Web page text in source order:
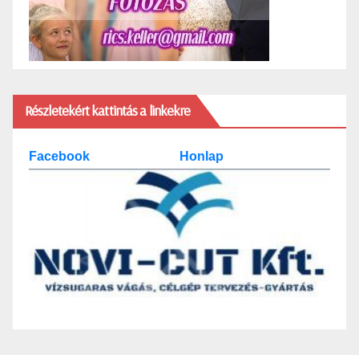
Részletekért kattintás a linkekre
Facebook Honlap